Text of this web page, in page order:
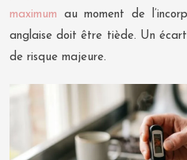
maximum au moment de
anglaise doit être tiède. Un
de risque majeure.